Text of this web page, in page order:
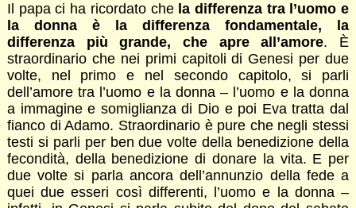
Il papa ci ha ricordato che la differenza tra l’uomo e
la donna è la differenza fondamentale, la
differenza più grande, che apre all’amore. È
straordinario che nei primi capitoli di Genesi per due
volte, nel primo e nel secondo capitolo, si parli
dell’amore tra l’uomo e la donna – l’uomo e la donna
a immagine e somiglianza di Dio e poi Eva tratta dal
fianco di Adamo. Straordinario è pure che negli stessi
testi si parli per ben due volte della benedizione della
fecondità, della benedizione di donare la vita. E per
due volte si parla ancora dell’annunzio della fede a
quei due esseri così differenti, l’uomo e la donna –